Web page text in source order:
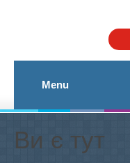
Menu
Ви є тут